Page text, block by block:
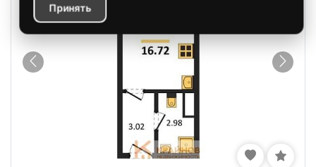
Принять